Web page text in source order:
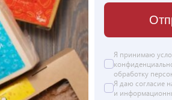
Я принимаю
обработку
Я даю согласие
и